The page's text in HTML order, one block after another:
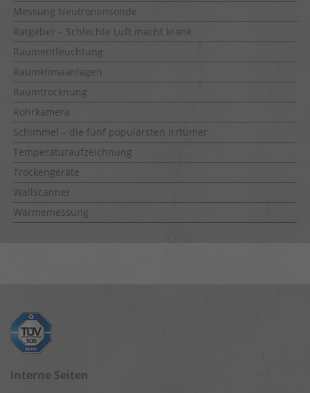
Messung Neutronensonde
Ratgeber – Schlechte Luft macht krank
Raumentfeuchtung
Raumklimaanlagen
Raumtrocknung
Rohrkamera
Schimmel – die fünf populärsten Irrtümer
Temperaturaufzeichnung
Trockengeräte
Wallscanner
Wärmemessung
Interne Seiten